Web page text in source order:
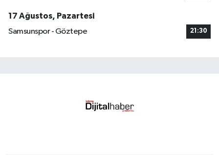
17 Ağustos, Pazartesi
Samsunspor - Göztepe
21:30